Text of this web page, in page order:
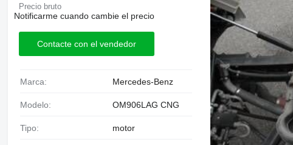
Precio bruto
Notificarme cuando cambie el precio
Contacte con el vendedor
Marca: Mercedes-Benz
Modelo: OM906LAG CNG
Tipo: motor